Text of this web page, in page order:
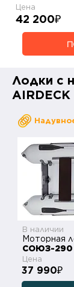
Цена
42 200₽
Лодки с
AIRDECK
В наличии
Моторная
СОЮЗ-290
Цена
37 990₽